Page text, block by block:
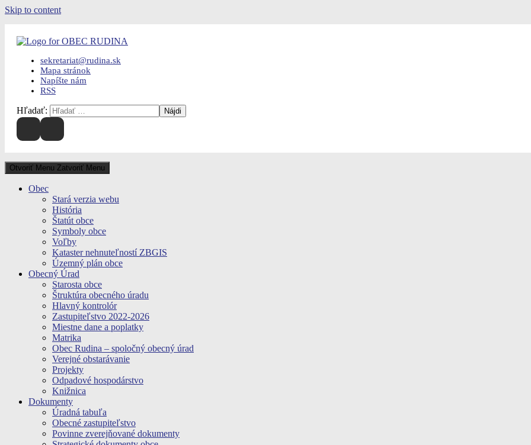
Skip to content
sekretariat@rudina.sk
Mapa stránok
Napíšte nám
RSS
Hľadať:
Otvoriť Menu Zatvoriť Menu
Obec
Stará verzia webu
História
Štatút obce
Symboly obce
Voľby
Kataster nehnuteľností ZBGIS
Územný plán obce
Obecný Úrad
Starosta obce
Štruktúra obecného úradu
Hlavný kontrolór
Zastupiteľstvo 2022-2026
Miestne dane a poplatky
Matrika
Obec Rudina – spoločný obecný úrad
Verejné obstarávanie
Projekty
Odpadové hospodárstvo
Knižnica
Dokumenty
Úradná tabuľa
Obecné zastupiteľstvo
Povinne zverejňované dokumenty